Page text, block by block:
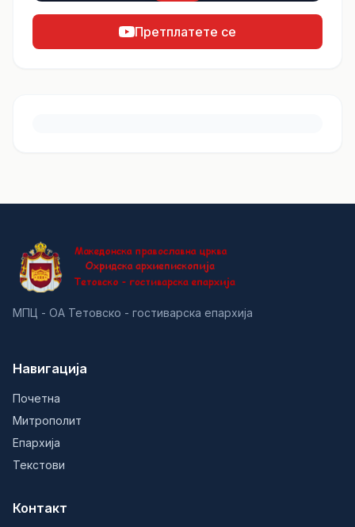
Претплатете се
МПЦ - ОА Тетовско - гостиварска епархија
Навигација
Почетна
Митрополит
Епархија
Текстови
Контакт